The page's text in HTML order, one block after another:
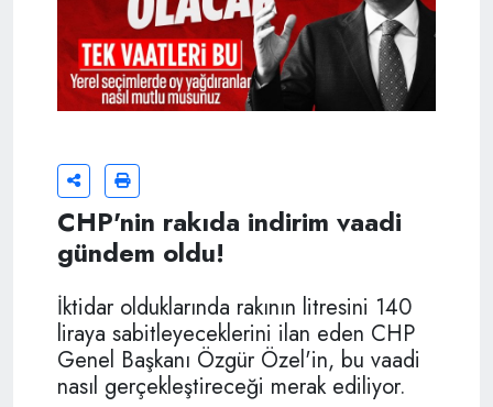
CHP'nin rakıda indirim vaadi
gündem oldu!
İktidar olduklarında rakının litresini 140
liraya sabitleyeceklerini ilan eden CHP
Genel Başkanı Özgür Özel'in, bu vaadi
nasıl gerçekleştireceği merak ediliyor.